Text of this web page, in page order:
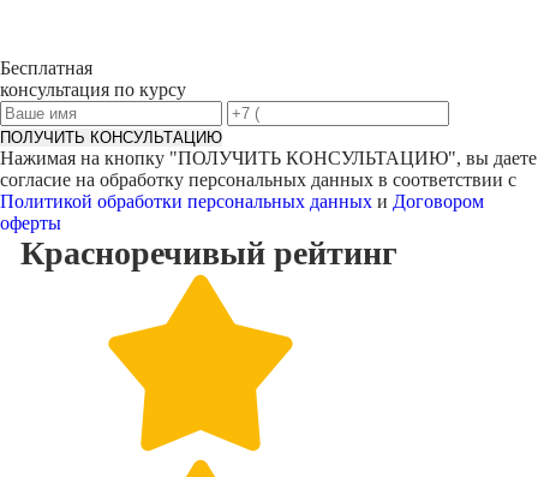
Бесплатная
консультация по курсу
ПОЛУЧИТЬ КОНСУЛЬТАЦИЮ
Нажимая на кнопку "ПОЛУЧИТЬ КОНСУЛЬТАЦИЮ", вы даете
согласие на обработку персональных данных в соответствии с
Политикой обработки персональных данных и Договором
оферты
Красноречивый рейтинг